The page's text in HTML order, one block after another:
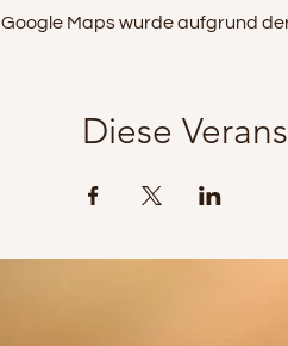
Google Maps wurde aufgrund
Diese